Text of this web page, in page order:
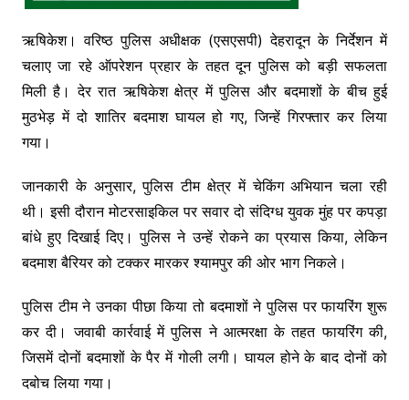
ऋषिकेश। वरिष्ठ पुलिस अधीक्षक (एसएसपी) देहरादून के निर्देशन में
चलाए जा रहे ऑपरेशन प्रहार के तहत दून पुलिस को बड़ी सफलता
मिली है। देर रात ऋषिकेश क्षेत्र में पुलिस और बदमाशों के बीच हुई
मुठभेड़ में दो शातिर बदमाश घायल हो गए, जिन्हें गिरफ्तार कर लिया
गया।
जानकारी के अनुसार, पुलिस टीम क्षेत्र में चेकिंग अभियान चला रही
थी। इसी दौरान मोटरसाइकिल पर सवार दो संदिग्ध युवक मुंह पर कपड़ा
बांधे हुए दिखाई दिए। पुलिस ने उन्हें रोकने का प्रयास किया, लेकिन
बदमाश बैरियर को टक्कर मारकर श्यामपुर की ओर भाग निकले।
पुलिस टीम ने उनका पीछा किया तो बदमाशों ने पुलिस पर फायरिंग शुरू
कर दी। जवाबी कार्रवाई में पुलिस ने आत्मरक्षा के तहत फायरिंग की,
जिसमें दोनों बदमाशों के पैर में गोली लगी। घायल होने के बाद दोनों को
दबोच लिया गया।